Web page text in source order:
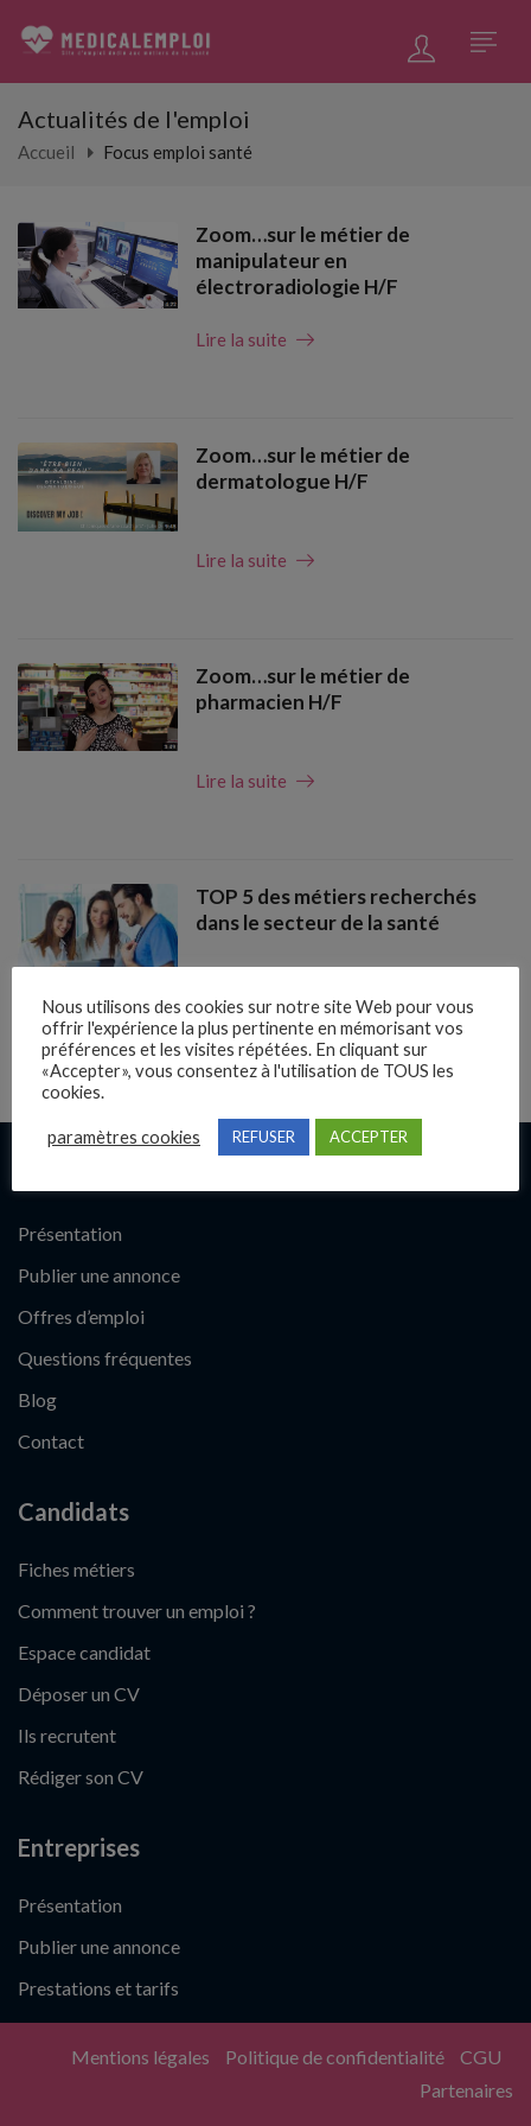
Actualités de l'emploi
Accueil Focus emploi santé
Zoom…sur le métier de
manipulateur en
électroradiologie H/F
Lire la suite
Zoom…sur le métier de
dermatologue H/F
Lire la suite
Zoom…sur le métier de
pharmacien H/F
Lire la suite
TOP 5 des métiers recherchés
dans le secteur de la santé
Lire la suite
Présentation
Publier une annonce
Offres d’emploi
Questions fréquentes
Blog
Contact
Candidats
Fiches métiers
Comment trouver un emploi ?
Espace candidat
Déposer un CV
Ils recrutent
Rédiger son CV
Entreprises
Présentation
Publier une annonce
Prestations et tarifs
Mentions légales Politique de confidentialité
CGU
Partenaires
Nous utilisons des cookies sur notre site Web pour vous
offrir l'expérience la plus pertinente en mémorisant vos
préférences et les visites répétées. En cliquant sur
«Accepter», vous consentez à l'utilisation de TOUS les
cookies.
paramètres cookies REFUSER ACCEPTER